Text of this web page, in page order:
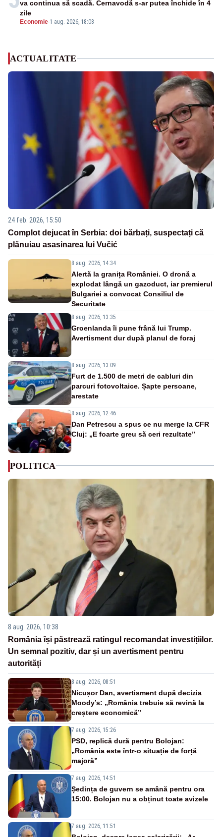
Economie-1 aug. 2026, 18:08
va continua să scadă. Cernavodă s-ar putea închide în 4
zile
ACTUALITATE
24 feb. 2026, 15:50
Complot dejucat în Serbia: doi bărbați, suspectați că
plănuiau asasinarea lui Vučić
8 aug. 2026, 14:34
Alertă la granița României. O dronă a
explodat lângă un gazoduct, iar premierul
Bulgariei a convocat Consiliul de
Securitate
8 aug. 2026, 13:35
Groenlanda îi pune frână lui Trump.
Avertisment dur după planul de foraj
8 aug. 2026, 13:09
Furt de 1.500 de metri de cabluri din
parcuri fotovoltaice. Șapte persoane,
arestate
8 aug. 2026, 12:46
Dan Petrescu a spus ce nu merge la CFR
Cluj: „E foarte greu să ceri rezultate”
POLITICA
8 aug. 2026, 10:38
România își păstrează ratingul recomandat investițiilor.
Un semnal pozitiv, dar și un avertisment pentru
autorități
8 aug. 2026, 08:51
Nicușor Dan, avertisment după decizia
Moody’s: „România trebuie să revină la
creștere economică”
7 aug. 2026, 15:26
PSD, replică dură pentru Bolojan:
„România este într-o situație de forță
majoră”
7 aug. 2026, 14:51
Ședința de guvern se amână pentru ora
15:00. Bolojan nu a obținut toate avizele
7 aug. 2026, 11:51